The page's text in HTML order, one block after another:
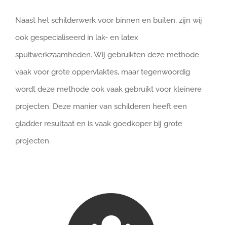
Naast het schilderwerk voor binnen en buiten, zijn wij
ook gespecialiseerd in lak- en latex
spuitwerkzaamheden. Wij gebruikten deze methode
vaak voor grote oppervlaktes, maar tegenwoordig
wordt deze methode ook vaak gebruikt voor kleinere
projecten. Deze manier van schilderen heeft een
gladder resultaat en is vaak goedkoper bij grote
projecten.